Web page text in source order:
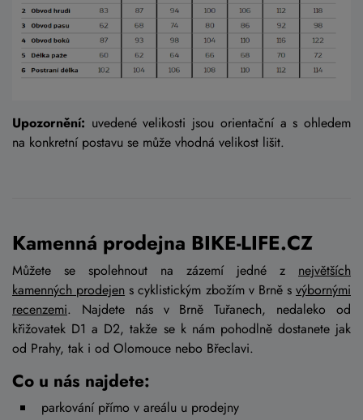
Upozornění: uvedené velikosti jsou orientační a s ohledem
na konkretní postavu se může vhodná velikost lišit.
Kamenná prodejna BIKE-LIFE.CZ
Můžete se spolehnout na zázemí jedné z největších
kamenných prodejen s cyklistickým zbožím v Brně s výbornými
recenzemi. Najdete nás v Brně Tuřanech, nedaleko od
křižovatek D1 a D2, takže se k nám pohodlně dostanete jak
od Prahy, tak i od Olomouce nebo Břeclavi.
Co u nás najdete:
parkování přímo v areálu u prodejny